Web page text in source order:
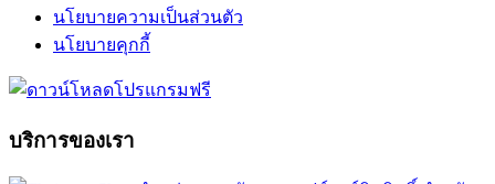
นโยบายความเป็นส่วนตัว
นโยบายคุกกี้
บริการของเรา